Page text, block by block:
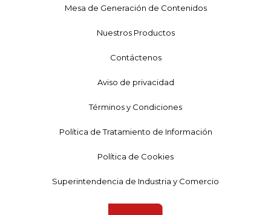
Mesa de Generación de Contenidos
Nuestros Productos
Contáctenos
Aviso de privacidad
Términos y Condiciones
Política de Tratamiento de Información
Política de Cookies
Superintendencia de Industria y Comercio